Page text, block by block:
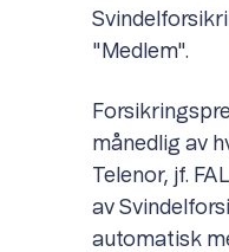
"Medlem".
månedlig av
Telenor, jf.
av
automatisk